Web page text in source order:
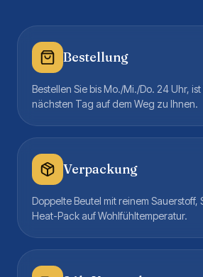
Bestellung
Bestellen Sie bis Mo./Mi./Do. 24 Uhr,
nächsten Tag auf dem Weg zu Ihnen.
Verpackung
Doppelte Beutel mit reinem Sauerstoff,
Heat-Pack auf Wohlfühltemperatur.